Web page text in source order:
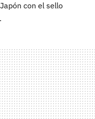
con el sello